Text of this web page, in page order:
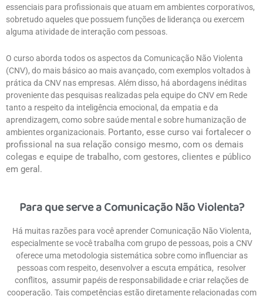
essenciais para profissionais que atuam em ambientes corporativos,
sobretudo aqueles que possuem funções de liderança ou exercem
alguma atividade de interação com pessoas.
O curso aborda todos os aspectos da Comunicação Não Violenta
(CNV), do mais básico ao mais avançado, com exemplos voltados à
prática da CNV nas empresas. Além disso, há abordagens inéditas
proveniente das pesquisas realizadas pela equipe do CNV em Rede
tanto a respeito da inteligência emocional, da empatia e da
aprendizagem, como sobre saúde mental e sobre humanização de
ambientes organizacionais. Portanto, esse curso vai fortalecer o
profissional na sua relação consigo mesmo, com os demais
colegas e equipe de trabalho, com gestores, clientes e público
em geral.
Para que serve a Comunicação Não Violenta?
Há muitas razões para você aprender Comunicação Não Violenta,
especialmente se você trabalha com grupo de pessoas, pois a CNV
oferece uma metodologia sistemática sobre como influenciar as
pessoas com respeito, desenvolver a escuta empática, resolver
conflitos, assumir papéis de responsabilidade e criar relações de
cooperação. Tais competências estão diretamente relacionadas com